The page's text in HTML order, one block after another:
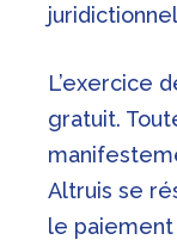
L’exercice
gratuit.
Altruis se
le